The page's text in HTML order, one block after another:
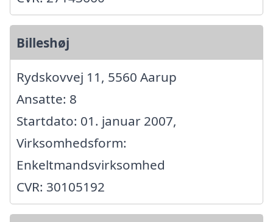
Billeshøj
Rydskovvej 11, 5560 Aarup
Ansatte: 8
Startdato: 01. januar 2007,
Virksomhedsform:
Enkeltmandsvirksomhed
CVR: 30105192